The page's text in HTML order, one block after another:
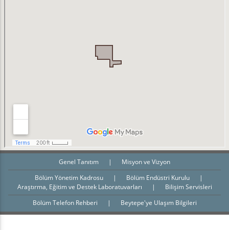
Genel Tanıtım |
Misyon ve Vizyon
Bölüm Yönetim Kadrosu
| Bölüm Endüstri Kurulu
|
Araştırma, Eğitim ve Destek Laboratuvarları
|
Bilişim Servisleri
Bölüm Telefon Rehberi
| Beytepe'ye Ulaşım Bilgileri